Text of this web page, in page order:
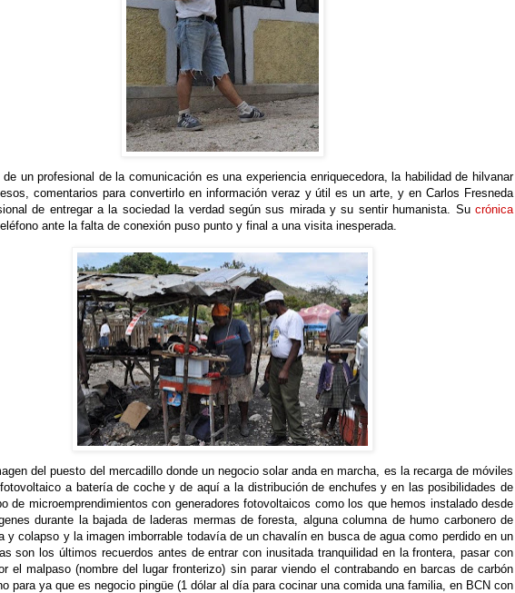
un profesional de la comunicación es una experiencia enriquecedora, la habilidad de hilvanar
comentarios para convertirlo en información veraz y útil es un arte, y en Carlos Fresneda
de entregar a la sociedad la verdad según sus mirada y su sentir humanista. Su crónica
ante la falta de conexión puso punto y final a una visita inesperada.
del puesto del mercadillo donde un negocio solar anda en marcha, es la recarga de móviles
a batería de coche y de aquí a la distribución de enchufes y en las posibilidades de
de microemprendimientos con generadores fotovoltaicos como los que hemos instalado desde
durante la bajada de laderas mermas de foresta, alguna columna de humo carbonero de
y colapso y la imagen imborrable todavía de un chavalín en busca de agua como perdido en un
son los últimos recuerdos antes de entrar con inusitada tranquilidad en la frontera, pasar con
el malpaso (nombre del lugar fronterizo) sin parar viendo el contrabando en barcas de carbón
para ya que es negocio pingüe (1 dólar al día para cocinar una comida una familia, en BCN con